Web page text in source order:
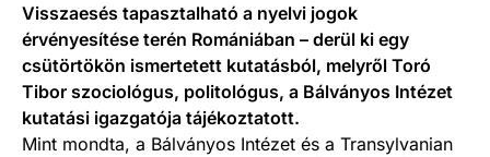
Visszaesés tapasztalható a nyelvi jogok
érvényesítése terén Romániában – derül ki egy
csütörtökön ismertetett kutatásból, melyről Toró
Tibor szociológus, politológus, a Bálványos Intézet
kutatási igazgatója tájékoztatott.
Mint mondta, a Bálványos Intézet és a Transylvanian